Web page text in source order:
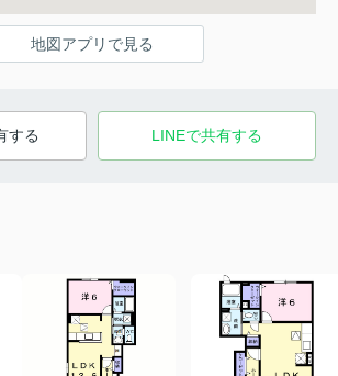
地図アプリで見る
する LINEで共有する